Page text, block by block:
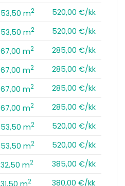
53,50 m2
520,00 €/kk
53,50 m2
520,00 €/kk
67,00 m2
285,00 €/kk
67,00 m2
285,00 €/kk
67,00 m2
285,00 €/kk
67,00 m2
285,00 €/kk
53,50 m2
520,00 €/kk
53,50 m2
520,00 €/kk
32,50 m2
385,00 €/kk
31,50 m2
380,00 €/kk